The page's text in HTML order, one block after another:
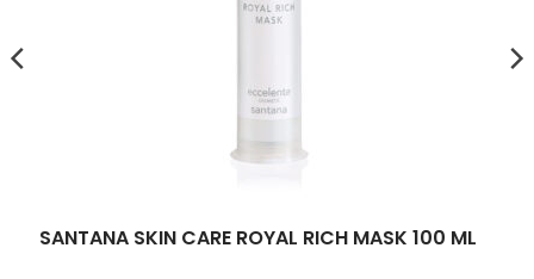
SANTANA SKIN CARE ROYAL RICH MASK 100 ML